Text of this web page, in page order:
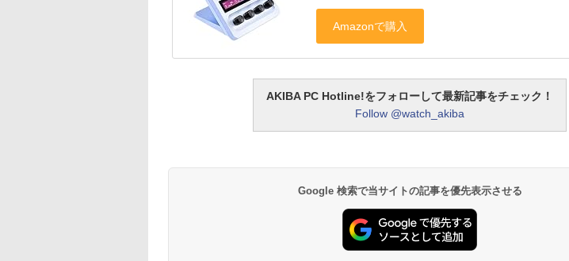
AKIBA PC Hotline!をフォローして最新記事をチェック！
Follow @watch_akiba
Google 検索で当サイトの記事を優先表示させる